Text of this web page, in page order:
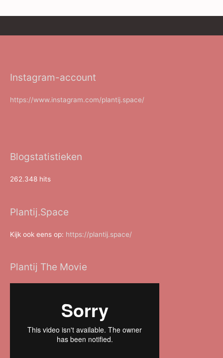
Instagram-account
https://www.instagram.com/plantij.space/
Blogstatistieken
262.348 hits
Plantij.Space
Kijk ook eens op: https://plantij.space/
Plantij The Movie